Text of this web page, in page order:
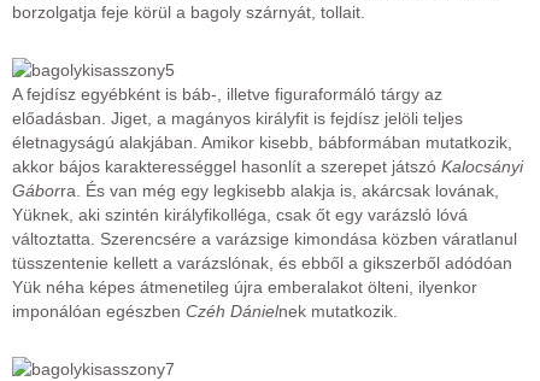
borzolgatja feje körül a bagoly szárnyát, tollait.
A fejdísz egyébként is báb-, illetve figuraformáló tárgy az
előadásban. Jiget, a magányos királyfit is fejdísz jelöli teljes
életnagyságú alakjában. Amikor kisebb, bábformában mutatkozik,
akkor bájos karakterességgel hasonlít a szerepet játszó Kalocsányi
Gáborra. És van még egy legkisebb alakja is, akárcsak lovának,
Yüknek, aki szintén királyfikolléga, csak őt egy varázsló lóvá
változtatta. Szerencsére a varázsige kimondása közben váratlanul
tüsszentenie kellett a varázslónak, és ebből a gikszerből adódóan
Yük néha képes átmenetileg újra emberalakot ölteni, ilyenkor
imponálóan egészben Czéh Dánielnek mutatkozik.